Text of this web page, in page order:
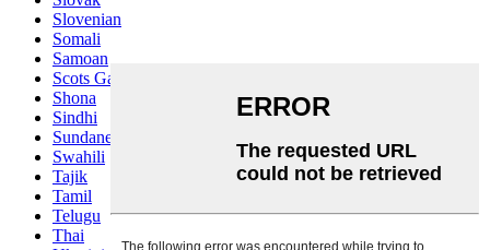
Slovenian
Somali
Samoan
Scots Gaelic
Shona
Sindhi
Sundanese
Swahili
Tajik
Tamil
Telugu
Thai